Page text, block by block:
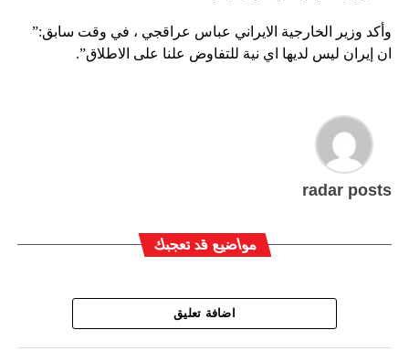
وأكد وزير الخارجية الايراني عباس عراقجي ، في وقت سابق:”
ان إيران ليس لديها اي نية للتفاوض علنا على الاطلاق”.
radar posts
مواضيع قد تعجبك
اضافة تعليق